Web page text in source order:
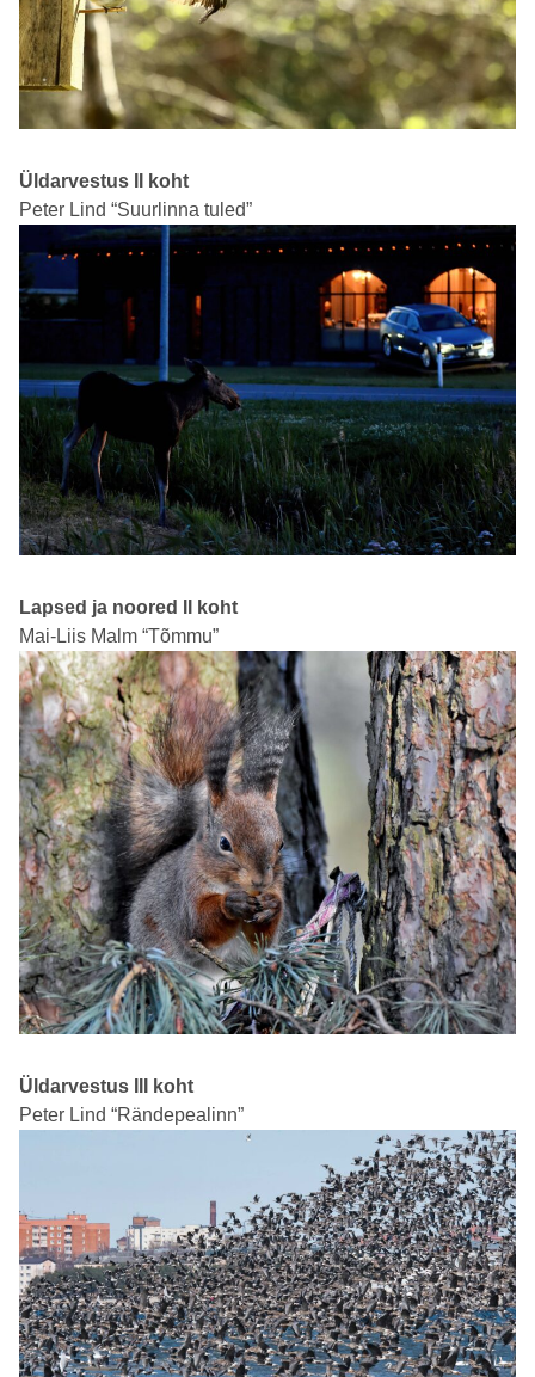
Üldarvestus II koht
Peter Lind “Suurlinna tuled”
Lapsed ja noored II koht
Mai-Liis Malm “Tõmmu”
Üldarvestus III koht
Peter Lind “Rändepealinn”